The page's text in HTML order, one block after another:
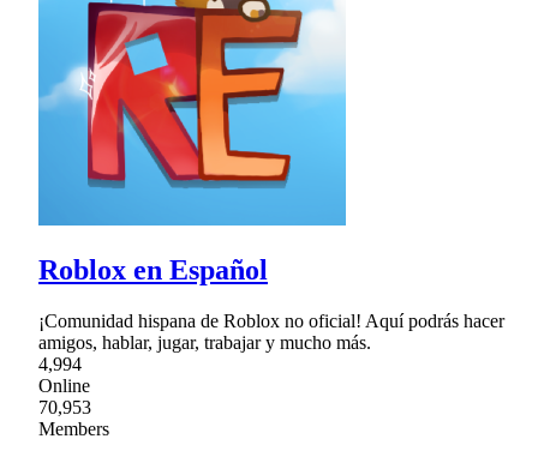
Roblox en Español
¡Comunidad hispana de Roblox no oficial! Aquí podrás hacer
amigos, hablar, jugar, trabajar y mucho más.
4,994
Online
70,953
Members